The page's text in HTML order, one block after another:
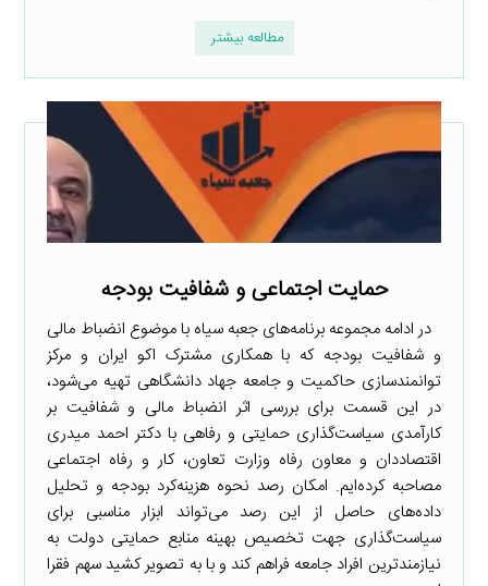
مطالعه بیشتر
حمایت اجتماعی و شفافیت بودجه
در ادامه مجموعه برنامه‌های جعبه سیاه با موضوع انضباط مالی
و شفافیت بودجه که با همکاری مشترک اکو ایران و مرکز
توانمندسازی حاکمیت و جامعه جهاد دانشگاهی تهیه می‌شود،
در این قسمت برای بررسی اثر انضباط مالی و شفافیت بر
کارآمدی سیاست‌گذاری حمایتی و رفاهی با دکتر احمد میدری
اقتصاددان و معاون رفاه وزارت تعاون، کار و رفاه اجتماعی
مصاحبه کرده‌ایم. امکان رصد نحوه هزینه‌کرد بودجه و تحلیل
داده‌های حاصل از این رصد می‌تواند ابزار مناسبی برای
سیاست‌گذاری جهت تخصیص بهینه منابع حمایتی دولت به
نیازمندترین افراد جامعه فراهم کند و با به تصویر کشید سهم فقرا